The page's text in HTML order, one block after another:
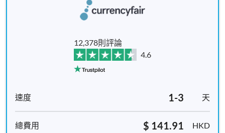
12,378則評論
4.6
1-3 天
$ 141.91
HKD